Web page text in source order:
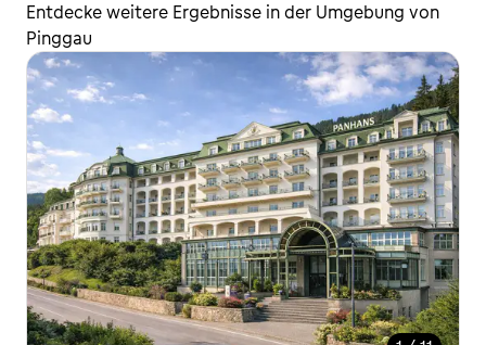
Entdecke weitere Ergebnisse in der Umgebung von
Pinggau